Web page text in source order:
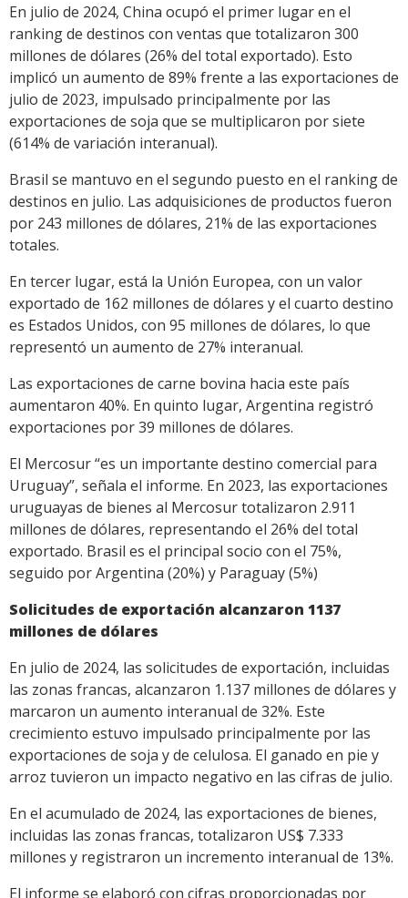
En julio de 2024, China ocupó el primer lugar en el
ranking de destinos con ventas que totalizaron 300
millones de dólares (26% del total exportado). Esto
implicó un aumento de 89% frente a las exportaciones de
julio de 2023, impulsado principalmente por las
exportaciones de soja que se multiplicaron por siete
(614% de variación interanual).
Brasil se mantuvo en el segundo puesto en el ranking de
destinos en julio. Las adquisiciones de productos fueron
por 243 millones de dólares, 21% de las exportaciones
totales.
En tercer lugar, está la Unión Europea, con un valor
exportado de 162 millones de dólares y el cuarto destino
es Estados Unidos, con 95 millones de dólares, lo que
representó un aumento de 27% interanual.
Las exportaciones de carne bovina hacia este país
aumentaron 40%. En quinto lugar, Argentina registró
exportaciones por 39 millones de dólares.
El Mercosur “es un importante destino comercial para
Uruguay”, señala el informe. En 2023, las exportaciones
uruguayas de bienes al Mercosur totalizaron 2.911
millones de dólares, representando el 26% del total
exportado. Brasil es el principal socio con el 75%,
seguido por Argentina (20%) y Paraguay (5%)
Solicitudes de exportación alcanzaron 1137
millones de dólares
En julio de 2024, las solicitudes de exportación, incluidas
las zonas francas, alcanzaron 1.137 millones de dólares y
marcaron un aumento interanual de 32%. Este
crecimiento estuvo impulsado principalmente por las
exportaciones de soja y de celulosa. El ganado en pie y
arroz tuvieron un impacto negativo en las cifras de julio.
En el acumulado de 2024, las exportaciones de bienes,
incluidas las zonas francas, totalizaron US$ 7.333
millones y registraron un incremento interanual de 13%.
El informe se elaboró con cifras proporcionadas por